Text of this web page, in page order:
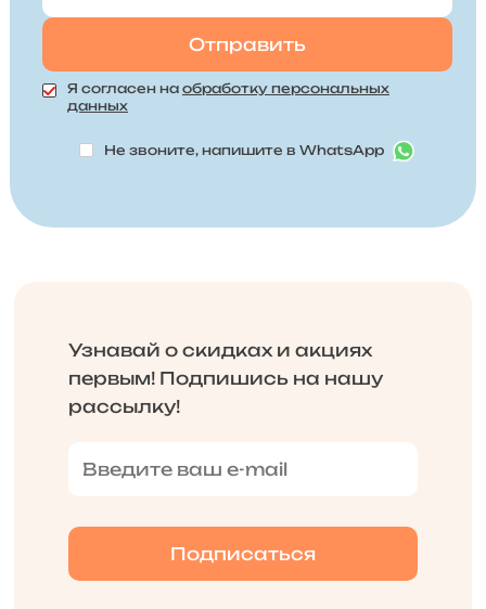
Я согласен на обработку персональных
данных
Не звоните, напишите в WhatsApp
Узнавай о скидках и акциях
первым! Подпишись на нашу
рассылку!